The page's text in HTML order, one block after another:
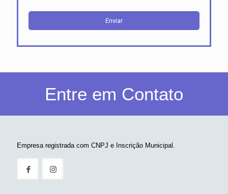
Entre em Contato
Empresa registrada com CNPJ e Inscrição Municipal.